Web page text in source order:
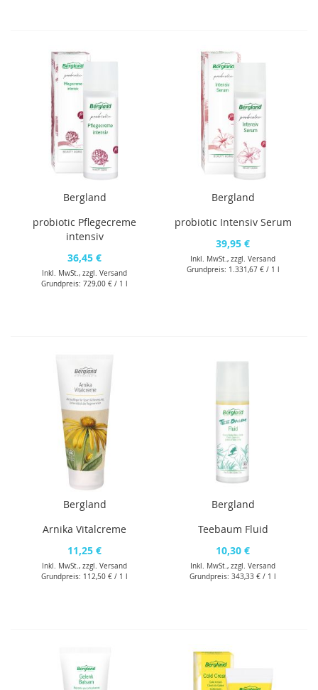
Bergland
probiotic Pflegecreme
intensiv
36,45 €
Inkl. MwSt., zzgl.Versand
Grundpreis: 729,00 € / 1 l
Bergland
probiotic Intensiv Serum
39,95 €
Inkl. MwSt., zzgl.Versand
Grundpreis: 1.331,67 €/ 1 l
Bergland
Arnika Vitalcreme
11,25 €
Inkl. MwSt., zzgl.Versand
Grundpreis: 112,50 € / 1 l
Bergland
Teebaum Fluid
10,30 €
Inkl. MwSt., zzgl.Versand
Grundpreis: 343,33 € / 1 l